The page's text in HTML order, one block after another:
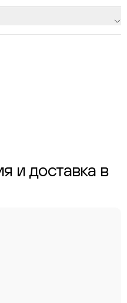
и доставка в